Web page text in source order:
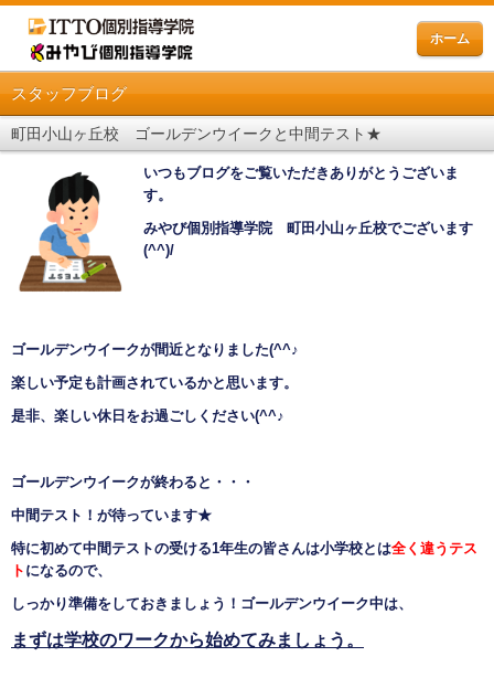
ホーム
スタッフブログ
町田小山ヶ丘校 ゴールデンウイークと中間テスト★
いつもブログをご覧いただきありがとうございま
す。
みやび個別指導学院 町田小山ヶ丘校でございます
(^^)/
ゴールデンウイークが間近となりました(^^♪
楽しい予定も計画されているかと思います。
是非、楽しい休日をお過ごしください(^^♪
ゴールデンウイークが終わると・・・
中間テスト！ が待っています★
特に初めて中間テストの受ける1年生の皆さんは小学校とは全く違うテス
ト になるので、
しっかり準備をしておきましょう！ゴールデンウイーク中は、
まずは学校のワークから始めてみましょう。